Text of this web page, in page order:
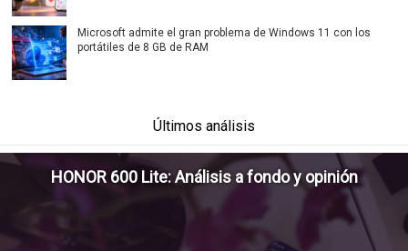
Microsoft admite el gran problema de Windows 11 con los
portátiles de 8 GB de RAM
Últimos análisis
HONOR 600 Lite: Análisis a fondo y opinión